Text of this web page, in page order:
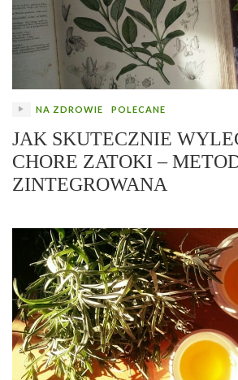
NA ZDROWIE POLECANE
JAK SKUTECZNIE
CHORE ZATOKI –
ZINTEGROWANA